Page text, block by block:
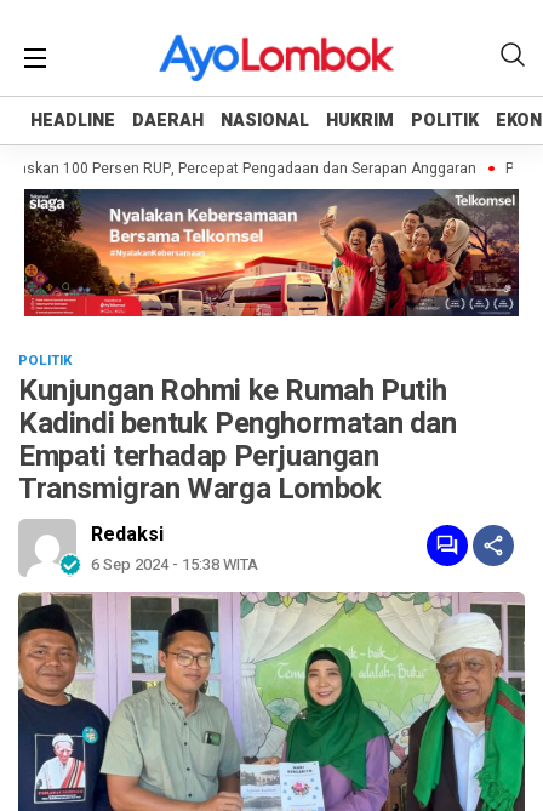
HEADLINE DAERAH NASIONAL HUKRIM POLITIK
HEADLINE DAERAH NASIONAL HUKRIM POLITIK
100 Persen RUP, Percepat Pengadaan dan Serapan Anggaran
POLITIK
Kunjungan Rohmi ke Rumah Putih
Kadindi bentuk Penghormatan dan
Empati terhadap Perjuangan
Transmigran Warga Lombok
Redaksi
6 Sep 2024 - 15:38 WITA